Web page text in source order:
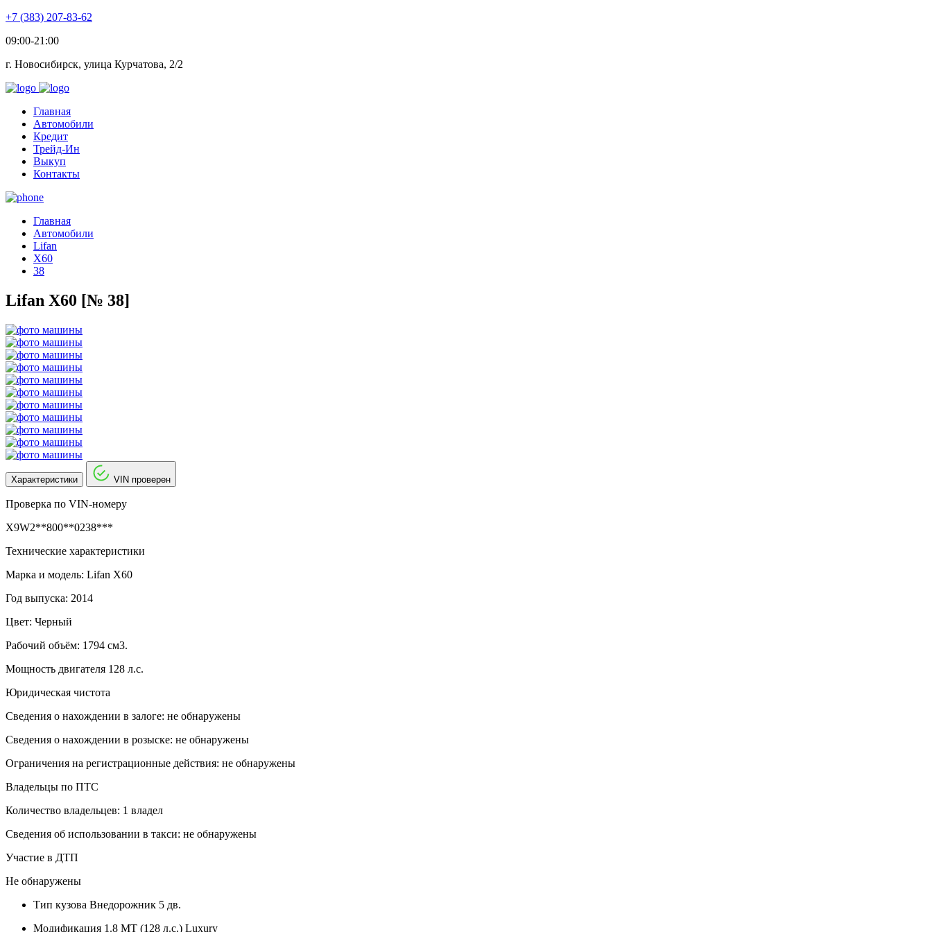
+7 (383) 207-83-62
09:00-21:00
г. Новосибирск, улица Курчатова, 2/2
Главная
Автомобили
Кредит
Трейд-Ин
Выкуп
Контакты
Главная
Автомобили
Lifan
X60
38
Lifan X60 [№ 38]
Характеристики VIN проверен
Проверка по VIN-номеру
X9W2**800**0238***
Технические характеристики
Марка и модель: Lifan X60
Год выпуска: 2014
Цвет: Черный
Рабочий объём: 1794 см3.
Мощность двигателя 128 л.с.
Юридическая чистота
Сведения о нахождении в залоге: не обнаружены
Сведения о нахождении в розыске: не обнаружены
Ограничения на регистрационные действия: не обнаружены
Владельцы по ПТС
Количество владельцев: 1 владел
Сведения об использовании в такси: не обнаружены
Участие в ДТП
Не обнаружены
Тип кузова Внедорожник 5 дв.
Модификация 1.8 MT (128 л.с.) Luxury